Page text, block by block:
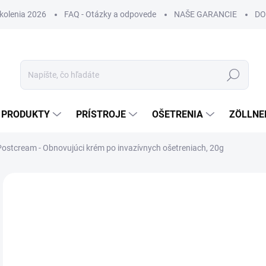
2026 FAQ - Otázky a odpovede NAŠE GARANCIE
Hľadať
PRODUKTY PRÍSTROJE OŠETRENIA
- Obnovujúci krém po invazívnych ošetreniach, 20g